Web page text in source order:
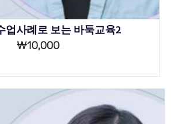
업사례로 보는 바둑교육2
₩10,000